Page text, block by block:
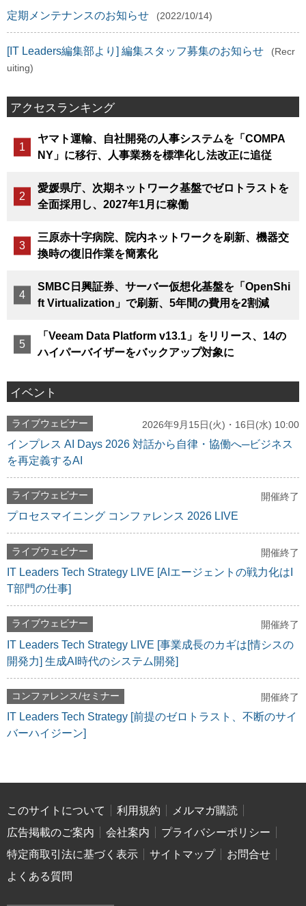
定期メンテナンスのお知らせ (2022/10/14)
[IT Leaders編集部より] 編集スタッフ募集のお知らせ
(Recr
uiting)
アクセスランキング
ヤマト運輸、自社開発の人事システムを「COMPA
NY」に移行、人事業務を標準化し法改正に追従
愛媛県庁、次期ネットワーク基盤でゼロトラストを
全面採用し、2027年1月に稼働
三原赤十字病院、院内ネットワークを刷新、機器交
換時の復旧作業を簡素化
SMBC日興証券、サーバー仮想化基盤を「OpenShi
ft Virtualization」で刷新、5年間の費用を2割減
「Veeam Data Platform v13.1」をリリース、14の
ハイパーバイザーをバックアップ対象に
イベント
ライブウェビナー 2026年9月15日(火)・16日(水) 10:00
インプレス AI Days 2026 対話から自律・協働へ─ビジネス
を再定義するAI
ライブウェビナー 開催終了
プロセスマイニング コンファレンス 2026 LIVE
ライブウェビナー 開催終了
IT Leaders Tech Strategy LIVE [AIエージェントの戦力化はI
T部門の仕事]
ライブウェビナー 開催終了
IT Leaders Tech Strategy LIVE [事業成長のカギは[情シスの
開発力] 生成AI時代のシステム開発]
コンファレンス/セミナー 開催終了
IT Leaders Tech Strategy [前提のゼロトラスト、不断のサイ
バーハイジーン]
このサイトについて 利用規約
メルマガ購読
広告掲載のご案内
会社案内
プライバシーポリシー
特定商取引法に基づく表示
サイトマップ
お問合せ
よくある質問